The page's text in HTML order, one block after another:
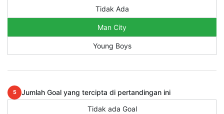
Tidak Ada
Man City
Young Boys
5
Jumlah Goal yang tercipta di pertandingan ini
Tidak ada Goal